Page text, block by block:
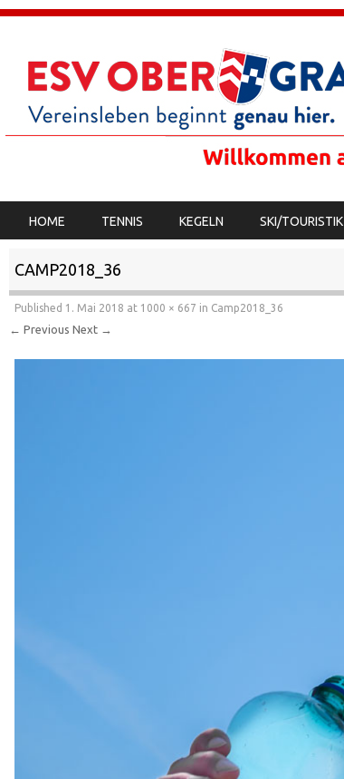
MENU
HOME TENNIS KEGELN SKI/TOURISTIK
CAMP2018_36
Published 1. Mai 2018 at 1000 × 667 in Camp2018_36
← Previous Next →